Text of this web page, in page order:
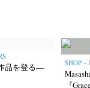
photographers’
Special
品を登る— SHOP
『